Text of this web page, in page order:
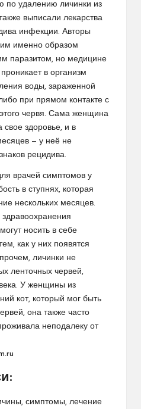
по удалению личинки из
выписали лекарства
инфекции. Авторы
именно образом
паразитом, но медицине
в организм
воды, зараженной
при прямом контакте с
червя. Сама женщина
свое здоровье, и в
— у неё не
рецидива.
врачей симптомов у
в ступнях, которая
нескольких месяцев.
носить в себе
как у них появятся
личинки не
ленточных червей,
У женщины из
кот, который мог быть
она также часто
неподалеку от
симптомы, лечение